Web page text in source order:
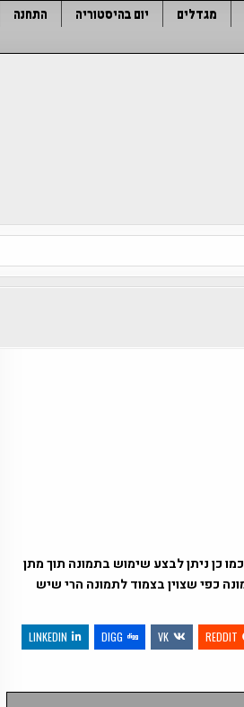
מגדלים יום בהיסטוריה התחנה
כן ניתן לבצע שימוש בתמונה תוך מתן
כפי שצוין בצמוד לתמונה הרי שיש
REDDIT
VK
DIGG
LINKEDIN